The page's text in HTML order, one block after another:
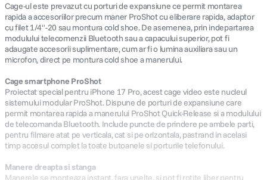
Cage-ul este prevazut cu porturi de expansiune ce permit montarea
rapida a accesoriilor precum maner ProShot cu eliberare rapida, adaptor
cu filet 1/4"-20 sau montura cold shoe. De asemenea, prin indepartarea
modulului telecomenzii Bluetooth sau a capacului superior, pot fi
adaugate accesorii suplimentare, cum ar fi o lumina auxiliara sau un
microfon, direct pe montura cold shoe a manerului.
Cage smartphone ProShot
Proiectat special pentru iPhone 17 Pro, acest cage video este nucleul
sistemului modular ProShot. Dispune de porturi de expansiune care
permit montarea rapida a manerului ProShot Quick-Release si a modulului
de telecomanda Bluetooth. Include puncte de prindere pe ambele parti,
pentru filmare atat pe verticala, cat si pe orizontala, pastrand in acelasi
timp accesul complet la toate butoanele si porturile telefonului.
Manere dreapta si stanga
Manerele se monteaza instant, fara unelte, si pot fi rotite liber pentru